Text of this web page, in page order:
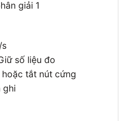
giải 1
số liệu đo
tắt nút cứng
ghi